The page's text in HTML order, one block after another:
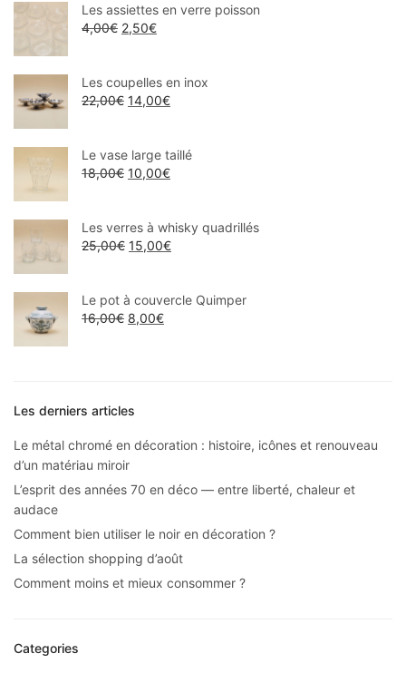
Les assiettes en verre poisson
4,00€ 2,50€
Les coupelles en inox
22,00€ 14,00€
Le vase large taillé
18,00€ 10,00€
Les verres à whisky quadrillés
25,00€ 15,00€
Le pot à couvercle Quimper
16,00€ 8,00€
Les derniers articles
Le métal chromé en décoration : histoire, icônes et renouveau
d’un matériau miroir
L’esprit des années 70 en déco — entre liberté, chaleur et
audace
Comment bien utiliser le noir en décoration ?
La sélection shopping d’août
Comment moins et mieux consommer ?
Categories